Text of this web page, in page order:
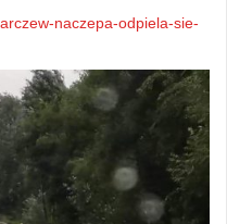
naczepa-odpiela-sie-